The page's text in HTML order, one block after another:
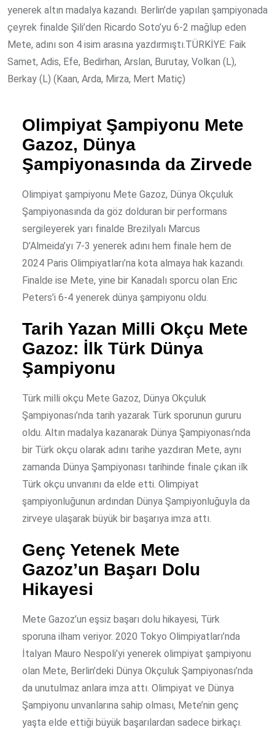
yenerek altın madalya kazandı. Berlin’de yapılan şampiyonada
çeyrek finalde Şili’den Ricardo Soto’yu 6-2 mağlup eden
Mete, adını son 4 isim arasına yazdırmıştı.TÜRKİYE: Faik
Samet, Adis, Efe, Bedirhan, Arslan, Burutay, Volkan (L),
Berkay (L) (Kaan, Arda, Mirza, Mert Matiç)
Olimpiyat Şampiyonu Mete
Gazoz, Dünya
Şampiyonasında da Zirvede
Olimpiyat şampiyonu Mete Gazoz, Dünya Okçuluk
Şampiyonasında da göz dolduran bir performans
sergileyerek yarı finalde Brezilyalı Marcus
D’Almeida’yı 7-3 yenerek adını hem finale hem de
2024 Paris Olimpiyatları’na kota almaya hak kazandı.
Finalde ise Mete, yine bir Kanadalı sporcu olan Eric
Peters’i 6-4 yenerek dünya şampiyonu oldu.
Tarih Yazan Milli Okçu Mete
Gazoz: İlk Türk Dünya
Şampiyonu
Türk milli okçu Mete Gazoz, Dünya Okçuluk
Şampiyonası’nda tarih yazarak Türk sporunun gururu
oldu. Altın madalya kazanarak Dünya Şampiyonası’nda
bir Türk okçu olarak adını tarihe yazdıran Mete, aynı
zamanda Dünya Şampiyonası tarihinde finale çıkan ilk
Türk okçu unvanını da elde etti. Olimpiyat
şampiyonluğunun ardından Dünya Şampiyonluğuyla da
zirveye ulaşarak büyük bir başarıya imza attı.
Genç Yetenek Mete
Gazoz’un Başarı Dolu
Hikayesi
Mete Gazoz’un eşsiz başarı dolu hikayesi, Türk
sporuna ilham veriyor. 2020 Tokyo Olimpiyatları’nda
İtalyan Mauro Nespoli’yi yenerek olimpiyat şampiyonu
olan Mete, Berlin’deki Dünya Okçuluk Şampiyonası’nda
da unutulmaz anlara imza attı. Olimpiyat ve Dünya
Şampiyonu unvanlarına sahip olması, Mete’nin genç
yaşta elde ettiği büyük başarılardan sadece birkaçı.